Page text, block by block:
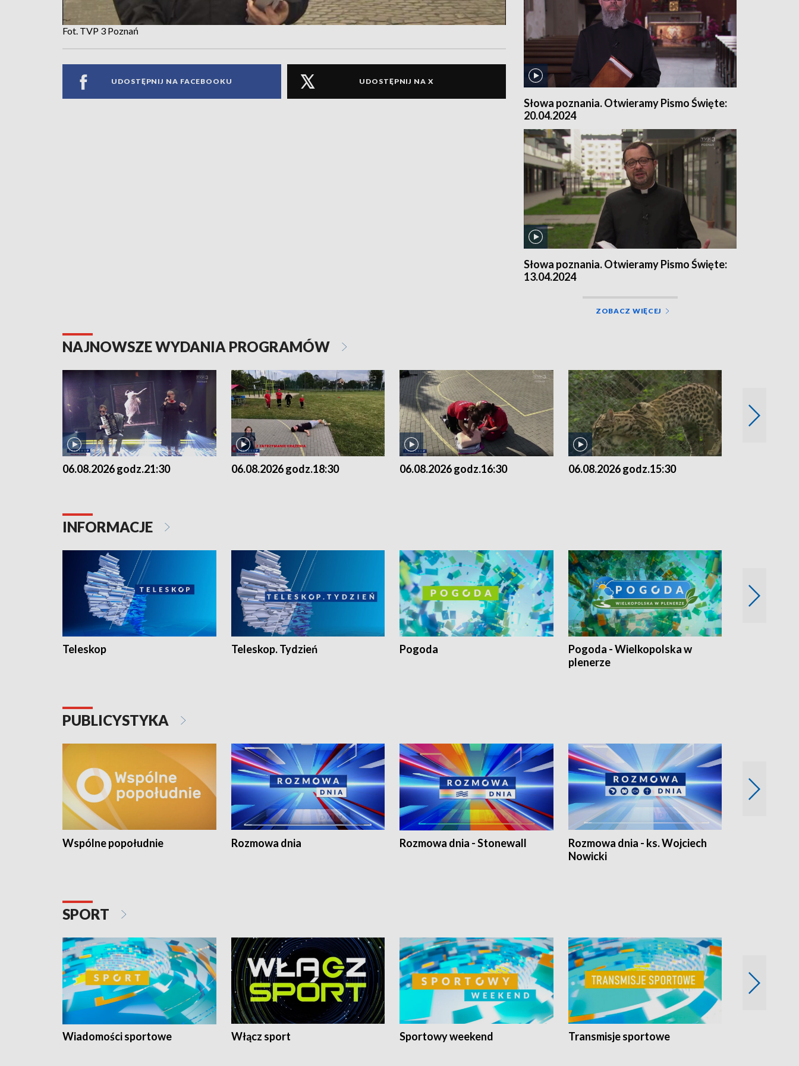
Fot. TVP 3 Poznań
UDOSTĘPNIJ NA FACEBOOKU UDOSTĘPNIJ NA X
Słowa poznania. Otwieramy Pismo Święte:
20.04.2024
Słowa poznania. Otwieramy Pismo Święte:
13.04.2024
ZOBACZ WIĘCEJ
NAJNOWSZE WYDANIA PROGRAMÓW
06.08.2026 godz.21:30 06.08.2026 godz.18:30 06.08.2026 godz.16:30 06.08.2026 godz.15:30
INFORMACJE
Teleskop Teleskop. Tydzień Pogoda
Pogoda - Wielkopolska w
plenerze
PUBLICYSTYKA
Wspólne popołudnie Rozmowa dnia Rozmowa dnia - Stonewall
Rozmowa dnia - ks. Wojciech
Nowicki
SPORT
Wiadomości sportowe Włącz sport Sportowy weekend Transmisje sportowe